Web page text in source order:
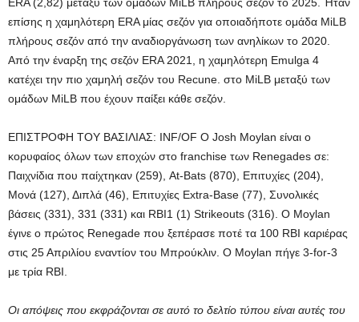
επίσης η χαμηλότερη ERA μίας σεζόν για οποιαδήποτε ομάδα MiLB
πλήρους σεζόν από την αναδιοργάνωση των ανηλίκων το 2020.
Από την έναρξη της σεζόν ERA 2021, η χαμηλότερη Emulga 4
κατέχει την πιο χαμηλή σεζόν του Recune. στο MiLB μεταξύ των
ομάδων MiLB που έχουν παίξει κάθε σεζόν.
ΕΠΙΣΤΡΟΦΗ ΤΟΥ ΒΑΣΙΛΙΑΣ: INF/OF Ο Josh Moylan είναι ο
κορυφαίος όλων των εποχών στο franchise των Renegades σε:
Παιχνίδια που παίχτηκαν (259), At-Bats (870), Επιτυχίες (204),
Μονά (127), Διπλά (46), Επιτυχίες Extra-Base (77), Συνολικές
βάσεις (331), 331 (331) και RBI1 (1) Strikeouts (316). Ο Moylan
έγινε ο πρώτος Renegade που ξεπέρασε ποτέ τα 100 RBI καριέρας
στις 25 Απριλίου εναντίον του Μπρούκλιν. Ο Moylan πήγε 3-for-3
με τρία RBI.
Οι απόψεις που εκφράζονται σε αυτό το δελτίο τύπου είναι αυτές του